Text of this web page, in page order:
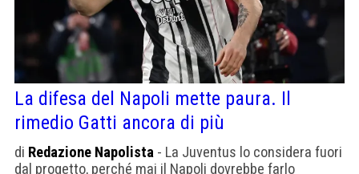
La difesa del Napoli mette paura. Il
rimedio Gatti ancora di più
di Redazione Napolista - La Juventus lo considera fuori
dal progetto, perché mai il Napoli dovrebbe farlo